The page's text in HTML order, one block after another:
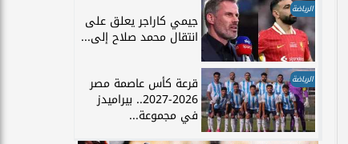
الرياضة
جيمي كاراجر يعلق على
انتقال محمد صلاح إلى...
الرياضة قرعة كأس عاصمة مصر
2026-2027.. بيراميدز
في مجموعة...